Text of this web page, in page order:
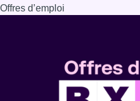
Offres d’emploi